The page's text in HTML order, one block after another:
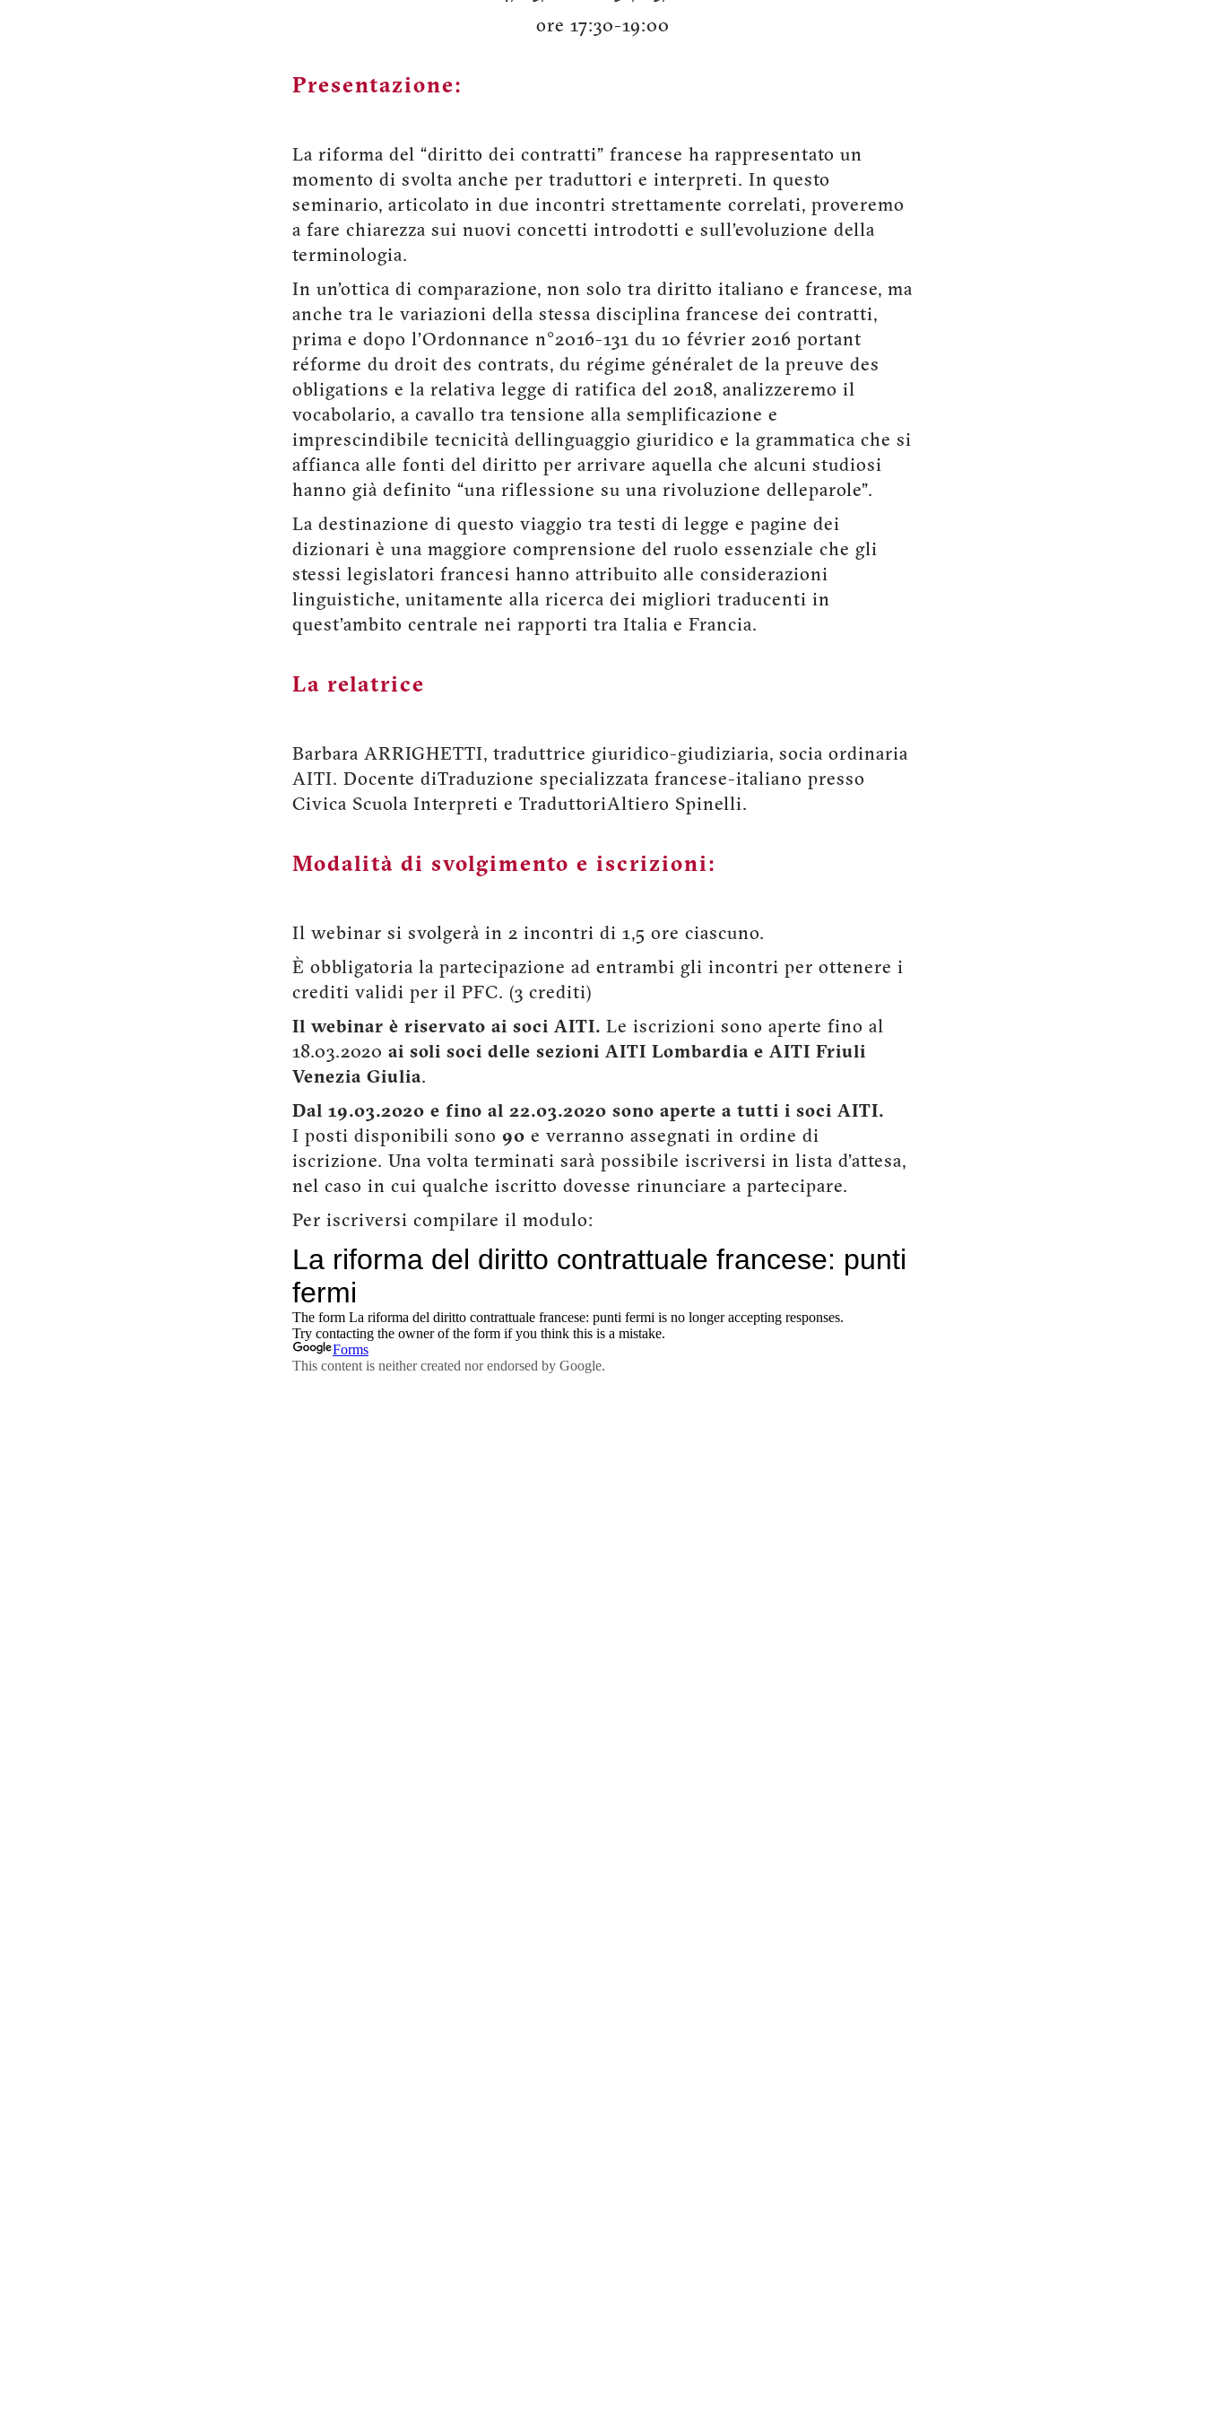
ore 17:30-19:00
Presentazione:
La riforma del “diritto dei contratti” francese ha rappresentato un
momento di svolta anche per traduttori e interpreti. In questo
seminario, articolato in due incontri strettamente correlati, proveremo
a fare chiarezza sui nuovi concetti introdotti e sull’evoluzione della
terminologia.
In un’ottica di comparazione, non solo tra diritto italiano e francese, ma
anche tra le variazioni della stessa disciplina francese dei contratti,
prima e dopo l’Ordonnance n°2016-131 du 10 février 2016 portant
réforme du droit des contrats, du régime généralet de la preuve des
obligations e la relativa legge di ratifica del 2018, analizzeremo il
vocabolario, a cavallo tra tensione alla semplificazione e
imprescindibile tecnicità dellinguaggio giuridico e la grammatica che si
affianca alle fonti del diritto per arrivare aquella che alcuni studiosi
hanno già definito “una riflessione su una rivoluzione delleparole”.
La destinazione di questo viaggio tra testi di legge e pagine dei
dizionari è una maggiore comprensione del ruolo essenziale che gli
stessi legislatori francesi hanno attribuito alle considerazioni
linguistiche, unitamente alla ricerca dei migliori traducenti in
quest’ambito centrale nei rapporti tra Italia e Francia.
La relatrice
Barbara ARRIGHETTI, traduttrice giuridico-giudiziaria, socia ordinaria
AITI. Docente diTraduzione specializzata francese-italiano presso
Civica Scuola Interpreti e TraduttoriAltiero Spinelli.
Modalità di svolgimento e iscrizioni:
Il webinar si svolgerà in 2 incontri di 1,5 ore ciascuno.
È obbligatoria la partecipazione ad entrambi gli incontri per ottenere i
crediti validi per il PFC. (3 crediti)
Il webinar è riservato ai soci AITI. Le iscrizioni sono aperte fino al
18.03.2020 ai soli soci delle sezioni AITI Lombardia e AITI Friuli
Venezia Giulia.
Dal 19.03.2020 e fino al 22.03.2020 sono aperte a tutti i soci AITI.
I posti disponibili sono 90 e verranno assegnati in ordine di
iscrizione. Una volta terminati sarà possibile iscriversi in lista d'attesa,
nel caso in cui qualche iscritto dovesse rinunciare a partecipare.
Per iscriversi compilare il modulo: